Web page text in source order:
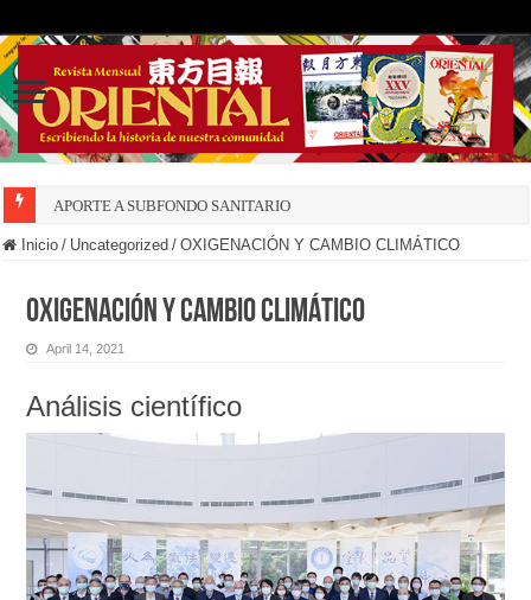
APORTE A SUBFONDO SANITARIO
Inicio / Uncategorized / OXIGENACIÓN Y CAMBIO CLIMÁTICO
OXIGENACIÓN Y CAMBIO CLIMÁTICO
April 14, 2021
Análisis científico